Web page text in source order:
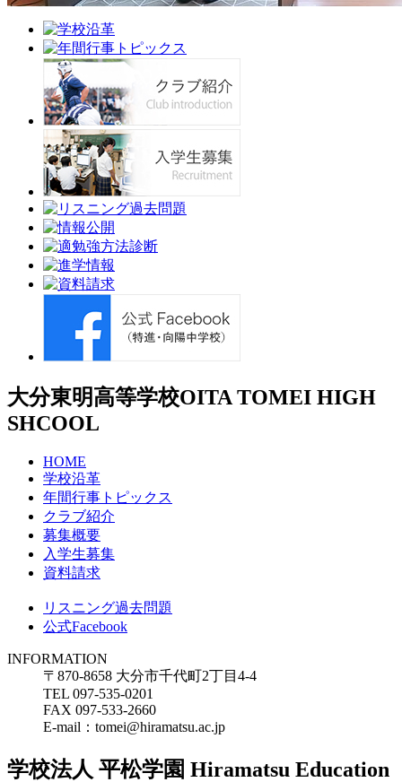
大分東明高等学校OITA TOMEI HIGH
SHCOOL
HOME
学校沿革
年間行事トピックス
クラブ紹介
募集概要
入学生募集
資料請求
リスニング過去問題
公式Facebook
INFORMATION
〒870-8658 大分市千代町2丁目4-4
TEL 097-535-0201
FAX 097-533-2660
E-mail：tomei@hiramatsu.ac.jp
学校法人 平松学園 Hiramatsu Education